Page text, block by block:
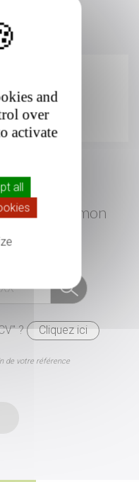
avec mon
? Cliquez ici
de votre référence
and
over
activate
all